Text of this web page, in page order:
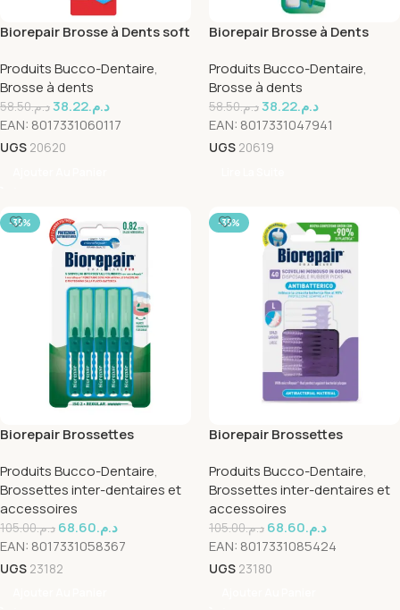
Biorepair Brosse à Dents soft
Produits Bucco-Dentaire,
Brosse à dents
د.م.58.50 د.م.38.22
EAN: 8017331060117
UGS 20620
Biorepair Brosse à Dents
Produits Bucco-Dentaire,
Brosse à dents
د.م.58.50 د.م.38.22
EAN: 8017331047941
UGS 20619
-35%
Biorepair Brossettes
0.82mm
Produits Bucco-Dentaire,
Brossettes inter-dentaires et
accessoires
د.م.105.00 د.م.68.60
EAN: 8017331058367
UGS 23182
-35%
Biorepair Brossettes
40 Pieces
Produits Bucco-Dentaire,
Brossettes inter-dentaires et
accessoires
د.م.105.00 د.م.68.60
EAN: 8017331085424
UGS 23180